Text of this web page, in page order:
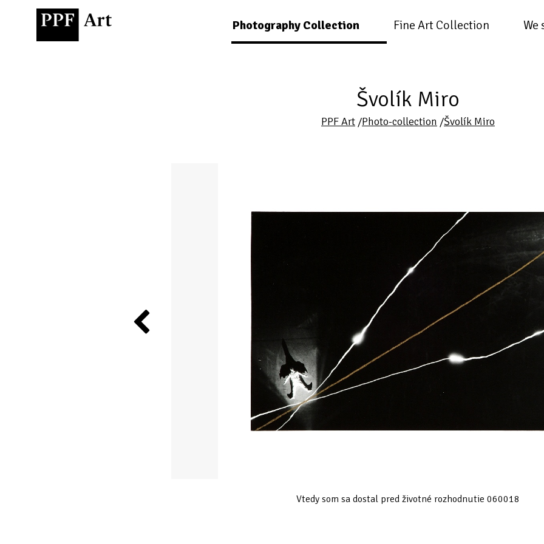
Photography Collection Fine Art Collection We
Švolík Miro
PPF Art /Photo-collection /Švolík Miro
Previous
Vtedy som sa dostal pred životné rozhodnutie 060018